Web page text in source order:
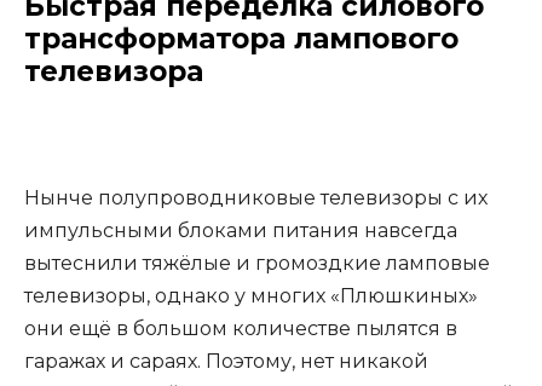
трансформатора лампового
телевизора
Нынче полупроводниковые телевизоры с их
импульсными блоками питания навсегда
вытеснили тяжёлые и громоздкие ламповые
телевизоры, однако у многих «Плюшкиных»
они ещё в большом количестве пылятся в
гаражах и сараях. Поэтому, нет никакой